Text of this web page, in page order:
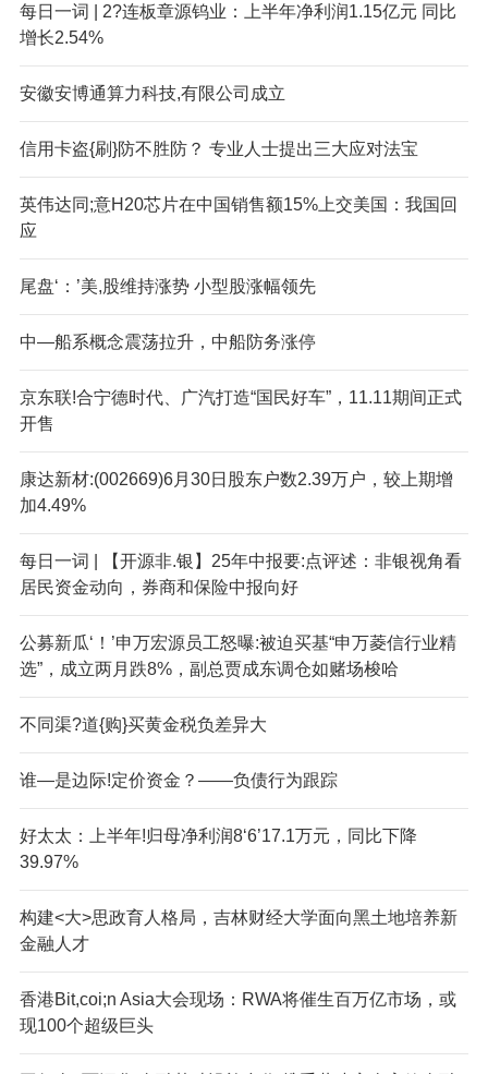
每日一词 | 2?连板章源钨业：上半年净利润1.15亿元 同比
增长2.54%
安徽安博通算力科技,有限公司成立
信用卡盗{刷}防不胜防？ 专业人士提出三大应对法宝
英伟达同;意H20芯片在中国销售额15%上交美国：我国回
应
尾盘‘：’美,股维持涨势 小型股涨幅领先
中—船系概念震荡拉升，中船防务涨停
京东联!合宁德时代、广汽打造“国民好车”，11.11期间正式
开售
康达新材:(002669)6月30日股东户数2.39万户，较上期增
加4.49%
每日一词 | 【开源非.银】25年中报要:点评述：非银视角看
居民资金动向，券商和保险中报向好
公募新瓜‘！’申万宏源员工怒曝:被迫买基“申万菱信行业精
选”，成立两月跌8%，副总贾成东调仓如赌场梭哈
不同渠?道{购}买黄金税负差异大
谁—是边际!定价资金？——负债行为跟踪
好太太：上半年!归母净利润8‘6’17.1万元，同比下降
39.97%
构建<大>思政育人格局，吉林财经大学面向黑土地培养新
金融人才
香港Bit,coi;n Asia大会现场：RWA将催生百万亿市场，或
现100个超级巨头